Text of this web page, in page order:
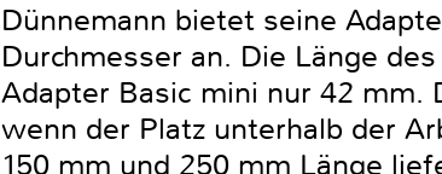
Dünnemann bietet seine
Durchmesser an. Die Länge
Adapter Basic mini nur 42 mm.
wenn der Platz unterhalb der
150 mm und 250 mm Länge